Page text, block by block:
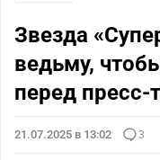
Звезда
ведьму,
перед пресс-
21.07.2025 в 13:02 3